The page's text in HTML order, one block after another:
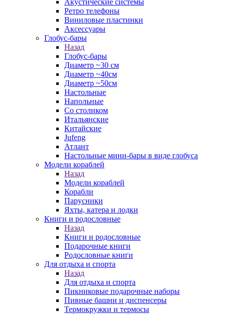
Акустические системы
Ретро телефоны
Виниловые пластинки
Аксессуары
Глобус-бары
Назад
Глобус-бары
Диаметр ~30 см
Диаметр ~40см
Диаметр ~50см
Настольные
Напольные
Со столиком
Итальянские
Китайские
Jufeng
Атлант
Настольные мини-бары в виде глобуса
Модели кораблей
Назад
Модели кораблей
Корабли
Парусники
Яхты, катера и лодки
Книги и родословные
Назад
Книги и родословные
Подарочные книги
Родословные книги
Для отдыха и спорта
Назад
Для отдыха и спорта
Пикниковые подарочные наборы
Пивные башни и диспенсеры
Термокружки и термосы